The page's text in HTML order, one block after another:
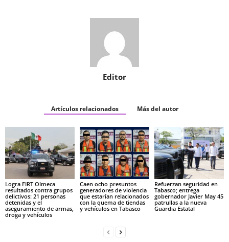
Editor
Artículos relacionados Más del autor
Logra FIRT Olmeca
resultados contra grupos
delictivos: 21 personas
detenidas y el
aseguramiento de armas,
droga y vehículos
Caen ocho presuntos
generadores de violencia
que estarían relacionados
con la quema de tiendas
y vehículos en Tabasco
Refuerzan seguridad en
Tabasco; entrega
gobernador Javier May 45
patrullas a la nueva
Guardia Estatal